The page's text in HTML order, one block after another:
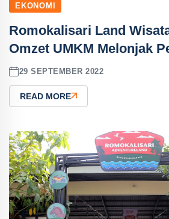
EKONOMI
Romokalisari Land
Omzet UMKM Melonjak
29 SEPTEMBER 2022
READ MORE